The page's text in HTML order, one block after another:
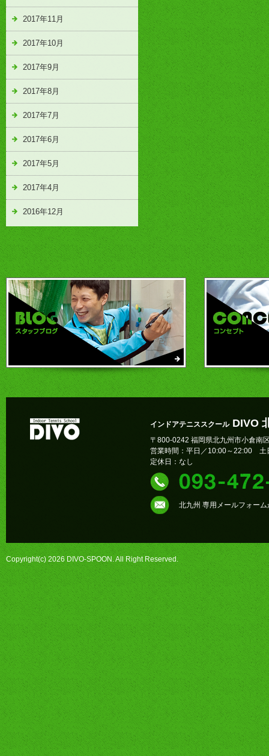
2017年11月
2017年10月
2017年9月
2017年8月
2017年7月
2017年6月
2017年5月
2017年4月
2016年12月
インドアテニススクール DIVO
〒800-0242 福岡県北九州市小倉南
営業時間：平日／10:00～22:00 土
定休日：なし
北九州 専用メールフォー
Copyright(c) 2026 DIVO-SPOON. All Right Reserved.